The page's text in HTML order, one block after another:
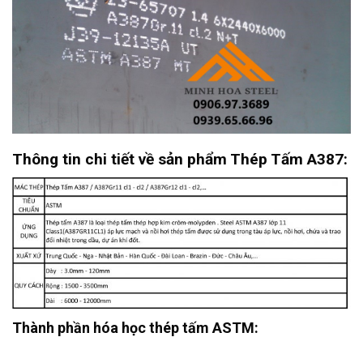
Thông tin chi tiết về sản phẩm Thép Tấm A387:
Thành phần hóa học thép tấm ASTM: